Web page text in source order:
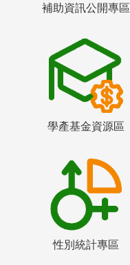
補助資訊公開專區
學產基金資源區
性別統計專區